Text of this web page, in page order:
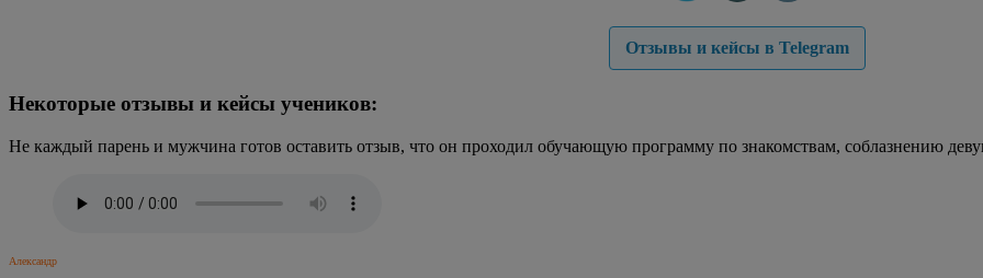
Отзывы и кейсы в Telegram
Некоторые отзывы и кейсы учеников:
Не каждый парень и мужчина готов оставить отзыв, что он проходил обучающую программу по знакомствам, соблазнению
Александр